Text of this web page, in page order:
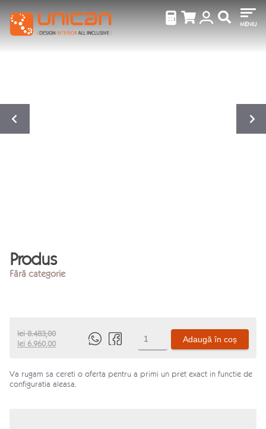
MENIU
Produs
Fără categorie
lei8.483,00
Prețul
fost:
lei 8.483,00.
lei 6.960,00Prețul
lei 6.960,00.
Produs
Adaugă în coș
Va rugam sa cereti o oferta pentru a primi un pret exact in functie de
configuratia aleasa.